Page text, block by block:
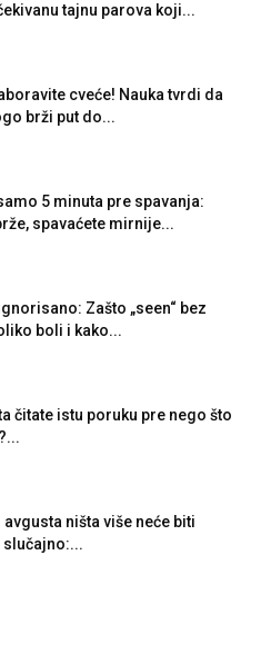
tajnu parova koji...
cveće! Nauka tvrdi da
brži put do...
5 minuta pre spavanja:
spavaćete mirnije...
Zašto „seen“ bez
boli i kako...
čitate istu poruku pre nego što
avgusta ništa više neće biti